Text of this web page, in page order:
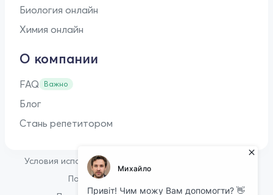
Биология онлайн
Химия онлайн
О компании
FAQ Важно
Блог
Стань репетитором
Условия использования
Политика конфиденциальности